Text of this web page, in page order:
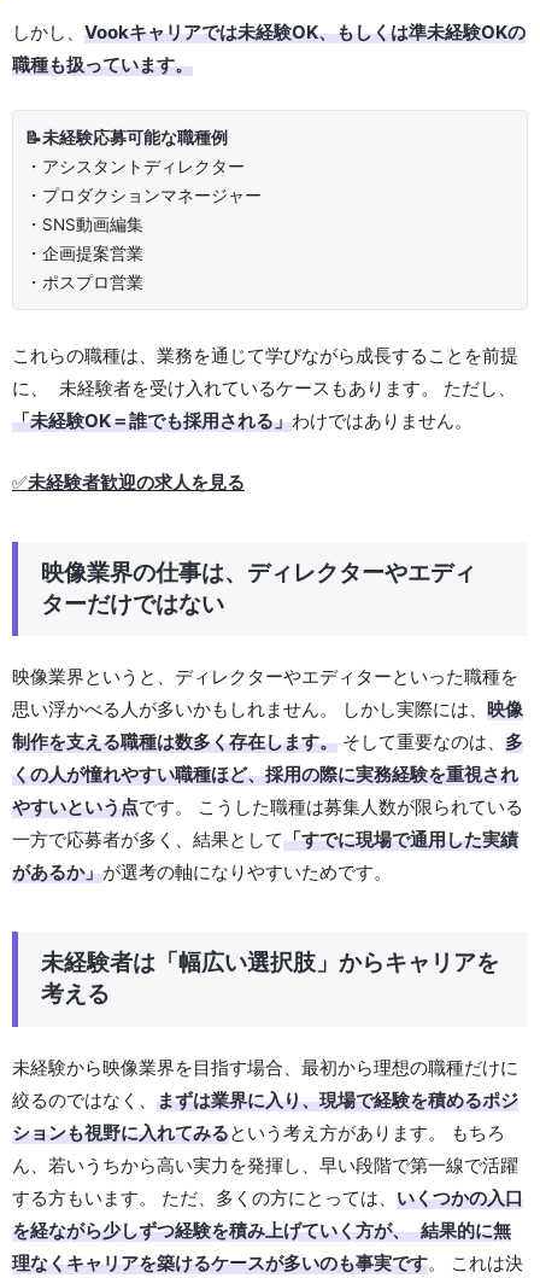
しかし、 Vookキャリアでは未経験OK、もしくは準未経験OKの
職種も扱っています。
📝未経験応募可能な職種例
・アシスタントディレクター
・プロダクションマネージャー
・SNS動画編集
・企画提案営業
・ポスプロ営業
これらの職種は、業務を通じて学びながら成長することを前提
に、 未経験者を受け入れているケースもあります。 ただし、
「未経験OK＝誰でも採用される」わけではありません。
✅未経験者歓迎の求人を見る
映像業界の仕事は、ディレクターやエディ
ターだけではない
映像業界というと、ディレクターやエディターといった職種を
思い浮かべる人が多いかもしれません。 しかし実際には、 映像
制作を支える職種は数多く存在します。 そして重要なのは、 多
くの人が憧れやすい職種ほど、採用の際に実務経験を重視され
やすいという点です。 こうした職種は募集人数が限られている
一方で応募者が多く、結果として「すでに現場で通用した実績
があるか」が選考の軸になりやすいためです。
未経験者は「幅広い選択肢」からキャリアを
考える
未経験から映像業界を目指す場合、最初から理想の職種だけに
絞るのではなく、 まずは業界に入り、現場で経験を積めるポジ
ションも視野に入れてみるという考え方があります。 もちろ
ん、若いうちから高い実力を発揮し、早い段階で第一線で活躍
する方もいます。 ただ、多くの方にとっては、 いくつかの入口
を経ながら少しずつ経験を積み上げていく方が、 結果的に無
理なくキャリアを築けるケースが多いのも事実です。 これは決